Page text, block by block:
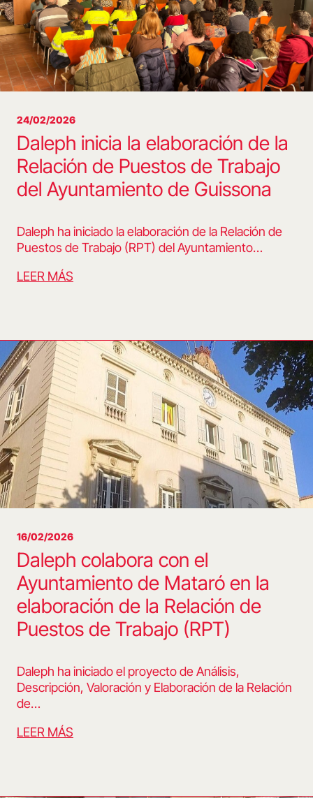
24/02/2026
Daleph inicia la elaboración de la
Relación de Puestos de Trabajo
del Ayuntamiento de Guissona
Daleph ha iniciado la elaboración de la Relación de
Puestos de Trabajo (RPT) del Ayuntamiento…
LEER MÁS
16/02/2026
Daleph colabora con el
Ayuntamiento de Mataró en la
elaboración de la Relación de
Puestos de Trabajo (RPT)
Daleph ha iniciado el proyecto de Análisis,
Descripción, Valoración y Elaboración de la Relación
de…
LEER MÁS